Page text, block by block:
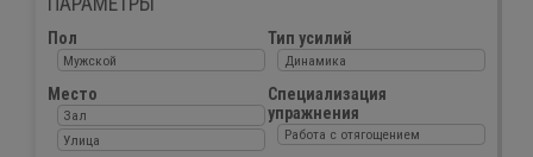
Пол
Мужской
Место
Зал
Улица
Тип усилий
Динамика
Специализация
упражнения
Работа с отягощением